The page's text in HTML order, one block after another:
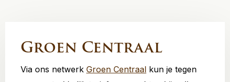
Groen Centraal
Via ons netwerk Groen Centraal kun je tegen